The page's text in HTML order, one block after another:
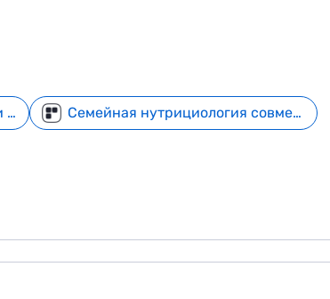
Критическое мышление - начни бесплатно Семейная нутрициология совместно с МГМУ им. И. М. Сеченова